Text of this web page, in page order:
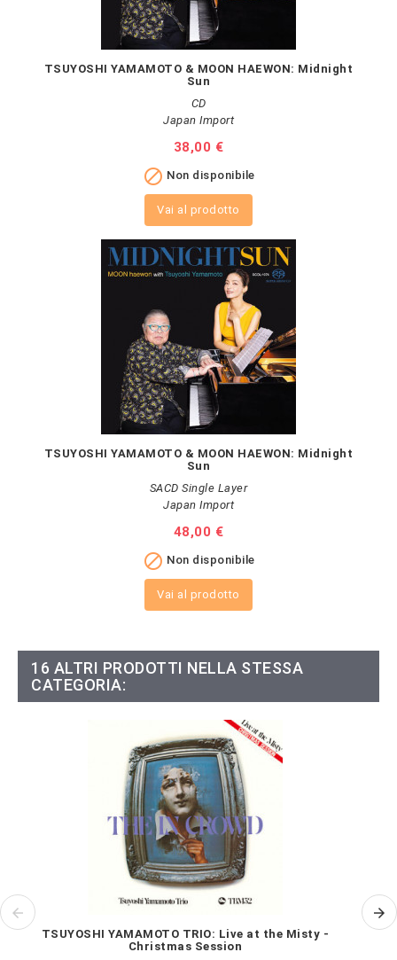
TSUYOSHI YAMAMOTO & MOON HAEWON: Midnight
Sun
CD
Japan Import
Prezzo
38,00 €
 Non disponibile
Vai al prodotto
TSUYOSHI YAMAMOTO & MOON HAEWON: Midnight
Sun
SACD Single Layer
Japan Import
Prezzo
48,00 €
 Non disponibile
Vai al prodotto
16 ALTRI PRODOTTI NELLA STESSA
CATEGORIA:
TSUYOSHI YAMAMOTO TRIO: Live at the Misty -
Christmas Session